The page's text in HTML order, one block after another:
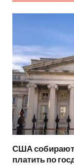
США
платить по